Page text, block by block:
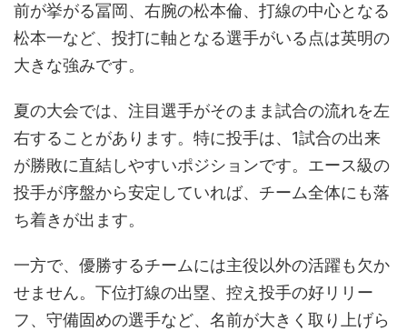
前が挙がる冨岡、右腕の松本倫、打線の中心となる
松本一など、投打に軸となる選手がいる点は英明の
大きな強みです。
夏の大会では、注目選手がそのまま試合の流れを左
右することがあります。特に投手は、1試合の出来
が勝敗に直結しやすいポジションです。エース級の
投手が序盤から安定していれば、チーム全体にも落
ち着きが出ます。
一方で、優勝するチームには主役以外の活躍も欠か
せません。下位打線の出塁、控え投手の好リリー
フ、守備固めの選手など、名前が大きく取り上げら